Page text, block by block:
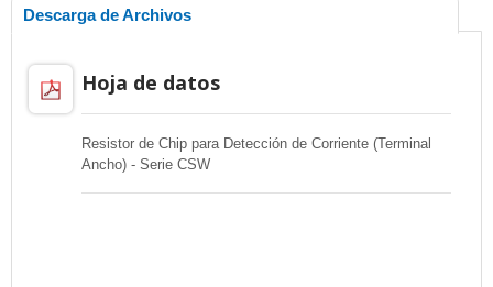
Descarga de Archivos
Hoja de datos
Resistor de Chip para Detección de Corriente (Terminal
Ancho) - Serie CSW